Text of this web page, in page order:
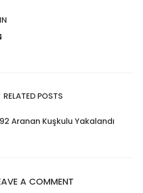
RELATED POSTS
Aranan Kuşkulu Yakalandı
A COMMENT